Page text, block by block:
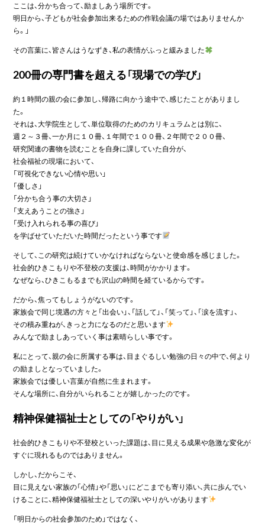
ここは、分かち合って、励ましあう場所です。
明日から、子どもが社会参加出来るための作戦会議の場ではありませんか
ら。」
その言葉に、皆さんはうなずき、私の表情がふっと緩みました
200冊の専門書を超える「現場での学び」
約１時間の親の会に参加し、帰路に向かう途中で、感じたことがありまし
た。
それは、大学院生として、単位取得のためのカリキュラムとは別に、
週２～３冊、一か月に１０冊、１年間で１００冊、２年間で２００冊、
研究関連の書物を読むことを自身に課していた自分が、
社会福祉の現場において、
「可視化できない心情や思い」
「優しさ」
「分かち合う事の大切さ」
「支えあうことの強さ」
「受け入れられる事の喜び」
を学ばせていただいた時間だったという事です
そして、この研究は続けていかなければならないと使命感を感じました。
社会的ひきこもりや不登校の支援は、時間がかかります。
なぜなら、ひきこもるまでも沢山の時間を経ているからです。
だから、焦ってもしょうがないのです。
家族会で同じ境遇の方々と「出会い」、「話して」、「笑って」、「涙を流す」、
その積み重ねが、きっと力になるのだと思います
みんなで励ましあっていく事は素晴らしい事です。
私にとって、親の会に所属する事は、目まぐるしい勉強の日々の中で、何より
の励ましとなっていました。
家族会では優しい言葉が自然に生まれます。
そんな場所に、自分がいられることが嬉しかったのです。
精神保健福祉士としての「やりがい」
社会的ひきこもりや不登校といった課題は、目に見える成果や急激な変化が
すぐに現れるものではありません。
しかし、だからこそ、
目に見えない家族の「心情」や「思い」にどこまでも寄り添い、共に歩んでい
けることに、精神保健福祉士としての深いやりがいがあります
「明日からの社会参加のため」ではなく、